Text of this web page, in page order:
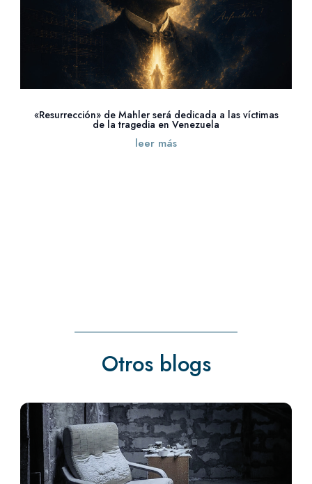
«Resurrección» de Mahler será dedicada a las víctimas
de la tragedia en Venezuela
leer más
Otros blogs